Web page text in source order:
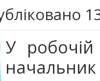
У робочій